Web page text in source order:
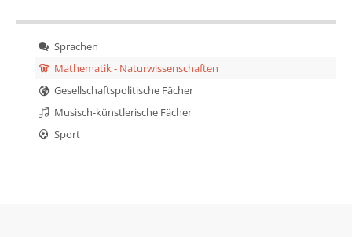
Sprachen
Mathematik - Naturwissenschaften
Gesellschaftspolitische Fächer
Musisch-künstlerische Fächer
Sport